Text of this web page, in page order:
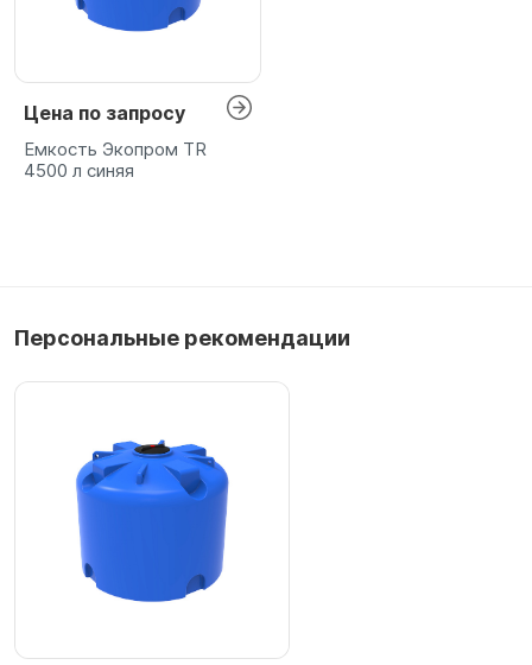
Цена по запросу
Емкость Экопром TR
4500 л синяя
Персональные рекомендации